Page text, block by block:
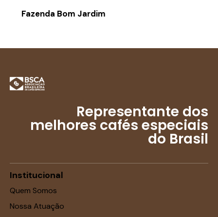
Fazenda Bom Jardim
Representante dos
melhores cafés especiais
do Brasil
Institucional
Quem Somos
Nossa Atuação